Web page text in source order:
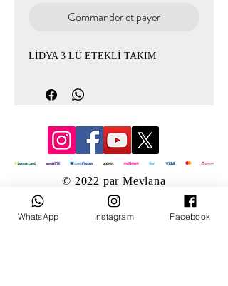
Commander et payer
LİDYA 3 LÜ ETEKLİ TAKIM
© 2022 par Mevlana
WhatsApp Instagram Facebook